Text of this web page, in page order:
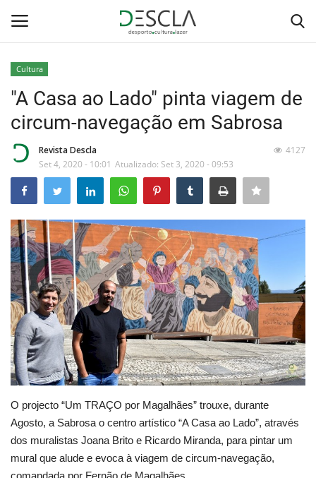
Home
...by Descla
Desporto
Contactos
Sobre Nós
Educação
Estatuto Editorial
Saúde
Ficha técnica
Cultura
"A Casa ao Lado" pinta viagem de
circum-navegação em Sabrosa
Revista Descla
Set 4, 2020 - 10:01 Atualizado: Set 3, 2020 - 09:53
4127
O projecto “Um TRAÇO por Magalhães” trouxe, durante
Agosto, a Sabrosa o centro artístico “A Casa ao Lado”, através
dos muralistas Joana Brito e Ricardo Miranda, para pintar um
mural que alude e evoca à viagem de circum-navegação,
comandada por Fernão de Magalhães.